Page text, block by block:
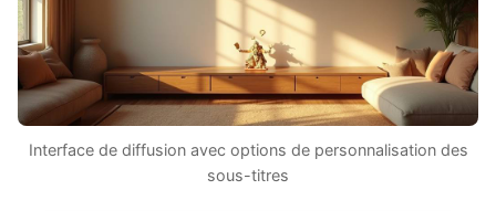
Interface de diffusion avec options de personnalisation des
sous-titres